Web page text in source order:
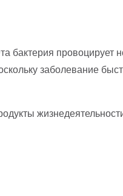
бактерия провоцирует
заболевание